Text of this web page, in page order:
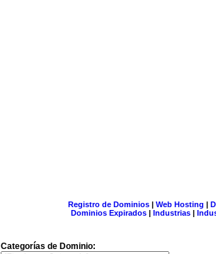
Registro de Dominios| Web Hosting |
Dominios Expirados | Industrias |
Categorías de Dominio: